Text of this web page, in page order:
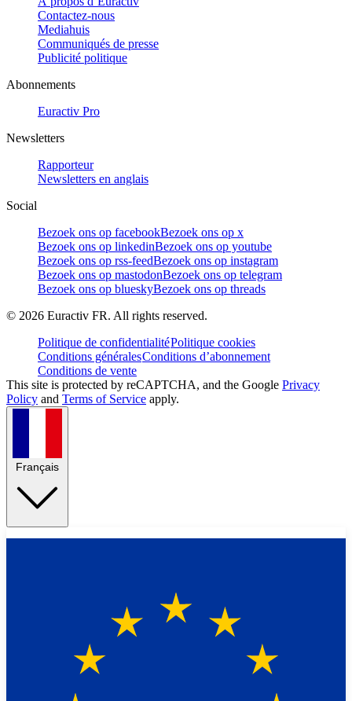
Contactez-nous
Mediahuis
Communiqués de presse
Publicité politique
Abonnements
Euractiv Pro
Newsletters
Rapporteur
Newsletters en anglais
Social
Bezoek ons op facebookBezoek ons op x
Bezoek ons op linkedinBezoek ons op youtube
Bezoek ons op rss-feedBezoek ons op instagram
Bezoek ons op mastodonBezoek ons op telegram
Bezoek ons op blueskyBezoek ons op threads
© 2026 Euractiv FR. All rights reserved.
Politique de confidentialitéPolitique cookies
Conditions généralesConditions d’abonnement
Conditions de vente
This site is protected by reCAPTCHA, and the Google Privacy
Policy and Terms of Service apply.
Français